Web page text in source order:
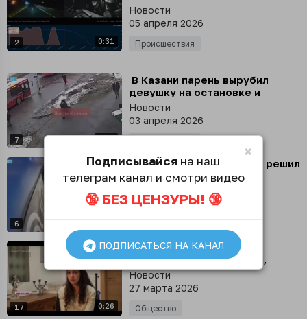
2 0:31
напарника резкими маневрами
Новости
05 апреля 2026
Происшествия
7 0:15
⁣ В Казани парень вырубил
девушку на остановке и
убежал
Новости
03 апреля 2026
6
⁣ Москвич вышел не там и решил
вернуть автобус силой
01 апреля 2026
17 0:26
⁣ Впервые девушке,
страдавшей депрессией,
провели эвтаназию в Испании
Новости
27 марта 2026
Общество
×
Подписывайся на наш
телеграм канал и смотри видео
🔞 БЕЗ ЦЕНЗУРЫ! 🔞
ПОДПИСАТЬСЯ НА КАНАЛ